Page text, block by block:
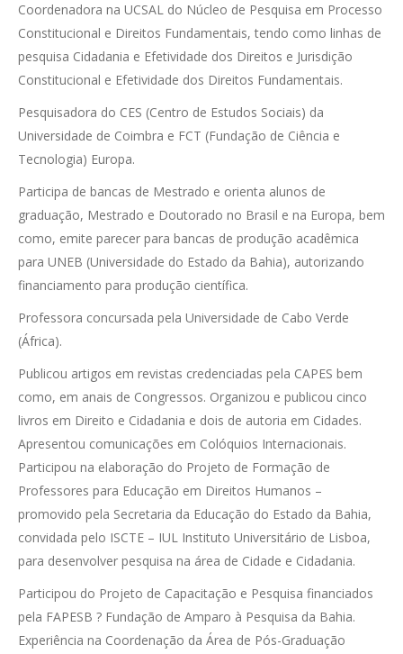
Coordenadora na UCSAL do Núcleo de Pesquisa em Processo
Constitucional e Direitos Fundamentais, tendo como linhas de
pesquisa Cidadania e Efetividade dos Direitos e Jurisdição
Constitucional e Efetividade dos Direitos Fundamentais.
Pesquisadora do CES (Centro de Estudos Sociais) da
Universidade de Coimbra e FCT (Fundação de Ciência e
Tecnologia) Europa.
Participa de bancas de Mestrado e orienta alunos de
graduação, Mestrado e Doutorado no Brasil e na Europa, bem
como, emite parecer para bancas de produção acadêmica
para UNEB (Universidade do Estado da Bahia), autorizando
financiamento para produção científica.
Professora concursada pela Universidade de Cabo Verde
(África).
Publicou artigos em revistas credenciadas pela CAPES bem
como, em anais de Congressos. Organizou e publicou cinco
livros em Direito e Cidadania e dois de autoria em Cidades.
Apresentou comunicações em Colóquios Internacionais.
Participou na elaboração do Projeto de Formação de
Professores para Educação em Direitos Humanos –
promovido pela Secretaria da Educação do Estado da Bahia,
convidada pelo ISCTE – IUL Instituto Universitário de Lisboa,
para desenvolver pesquisa na área de Cidade e Cidadania.
Participou do Projeto de Capacitação e Pesquisa financiados
pela FAPESB ? Fundação de Amparo à Pesquisa da Bahia.
Experiência na Coordenação da Área de Pós-Graduação